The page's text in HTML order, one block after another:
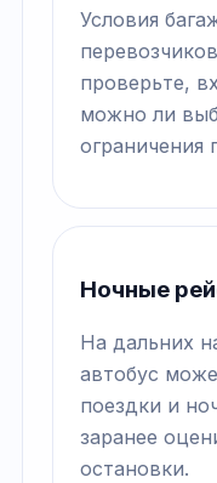
Условия
проверьте,
можно ли
ограничения
Ночные
На дальних
автобус
поездки и
заранее
остановки.